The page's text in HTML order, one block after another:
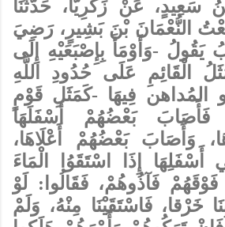
سَعِيدٍ، عَنْ زَكَرِيَّا، حَدَّثَنَا
النُّعْمَانَ بْنَ بَشِيرٍ، رَضِيَ
يَقُولُ -وَأَوْمَأَ بِإِصْبَعَيْهِ إِلَى
الْقَائِمِ عَلَى حُدُودِ اللَّهِ
المُداهن فِيهَا -كَمَثَلِ قَوْمٍ
فَأَصَابَ بَعْضُهُمْ أَسْفَلَهَا
وَأَصَابَ بَعْضُهُمْ أَعْلَاهَا،
إِذَا اسْتَقَوُا الْمَاءَ
فَآذُوهُمْ، فَقَالُوا: لَوْ
خَرْقا، فَاسْتَقَيْنَا مِنْهُ، وَلَمْ